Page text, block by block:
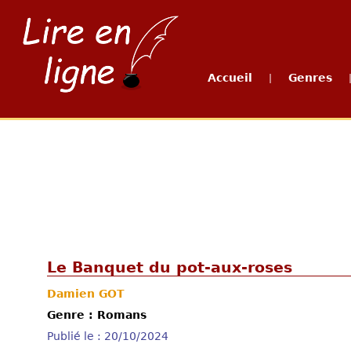
Accueil Genres
Le Banquet du pot-aux-roses
Damien GOT
Genre : Romans
Publié le : 20/10/2024